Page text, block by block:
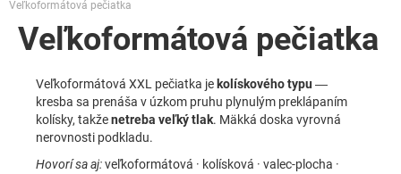
Veľkoformátová pečiatka
Veľkoformátová pečiatka
Veľkoformátová XXL pečiatka je kolískového typu —
kresba sa prenáša v úzkom pruhu plynulým preklápaním
kolísky, takženetreba veľký tlak. Mäkká doska vyrovná
nerovnosti podkladu.
Hovorí sa aj:veľkoformátová · kolísková · valec-plocha ·